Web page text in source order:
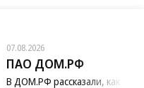
07.08.2026
ПАО ДОМ.РФ
В ДОМ.РФ рассказали, как